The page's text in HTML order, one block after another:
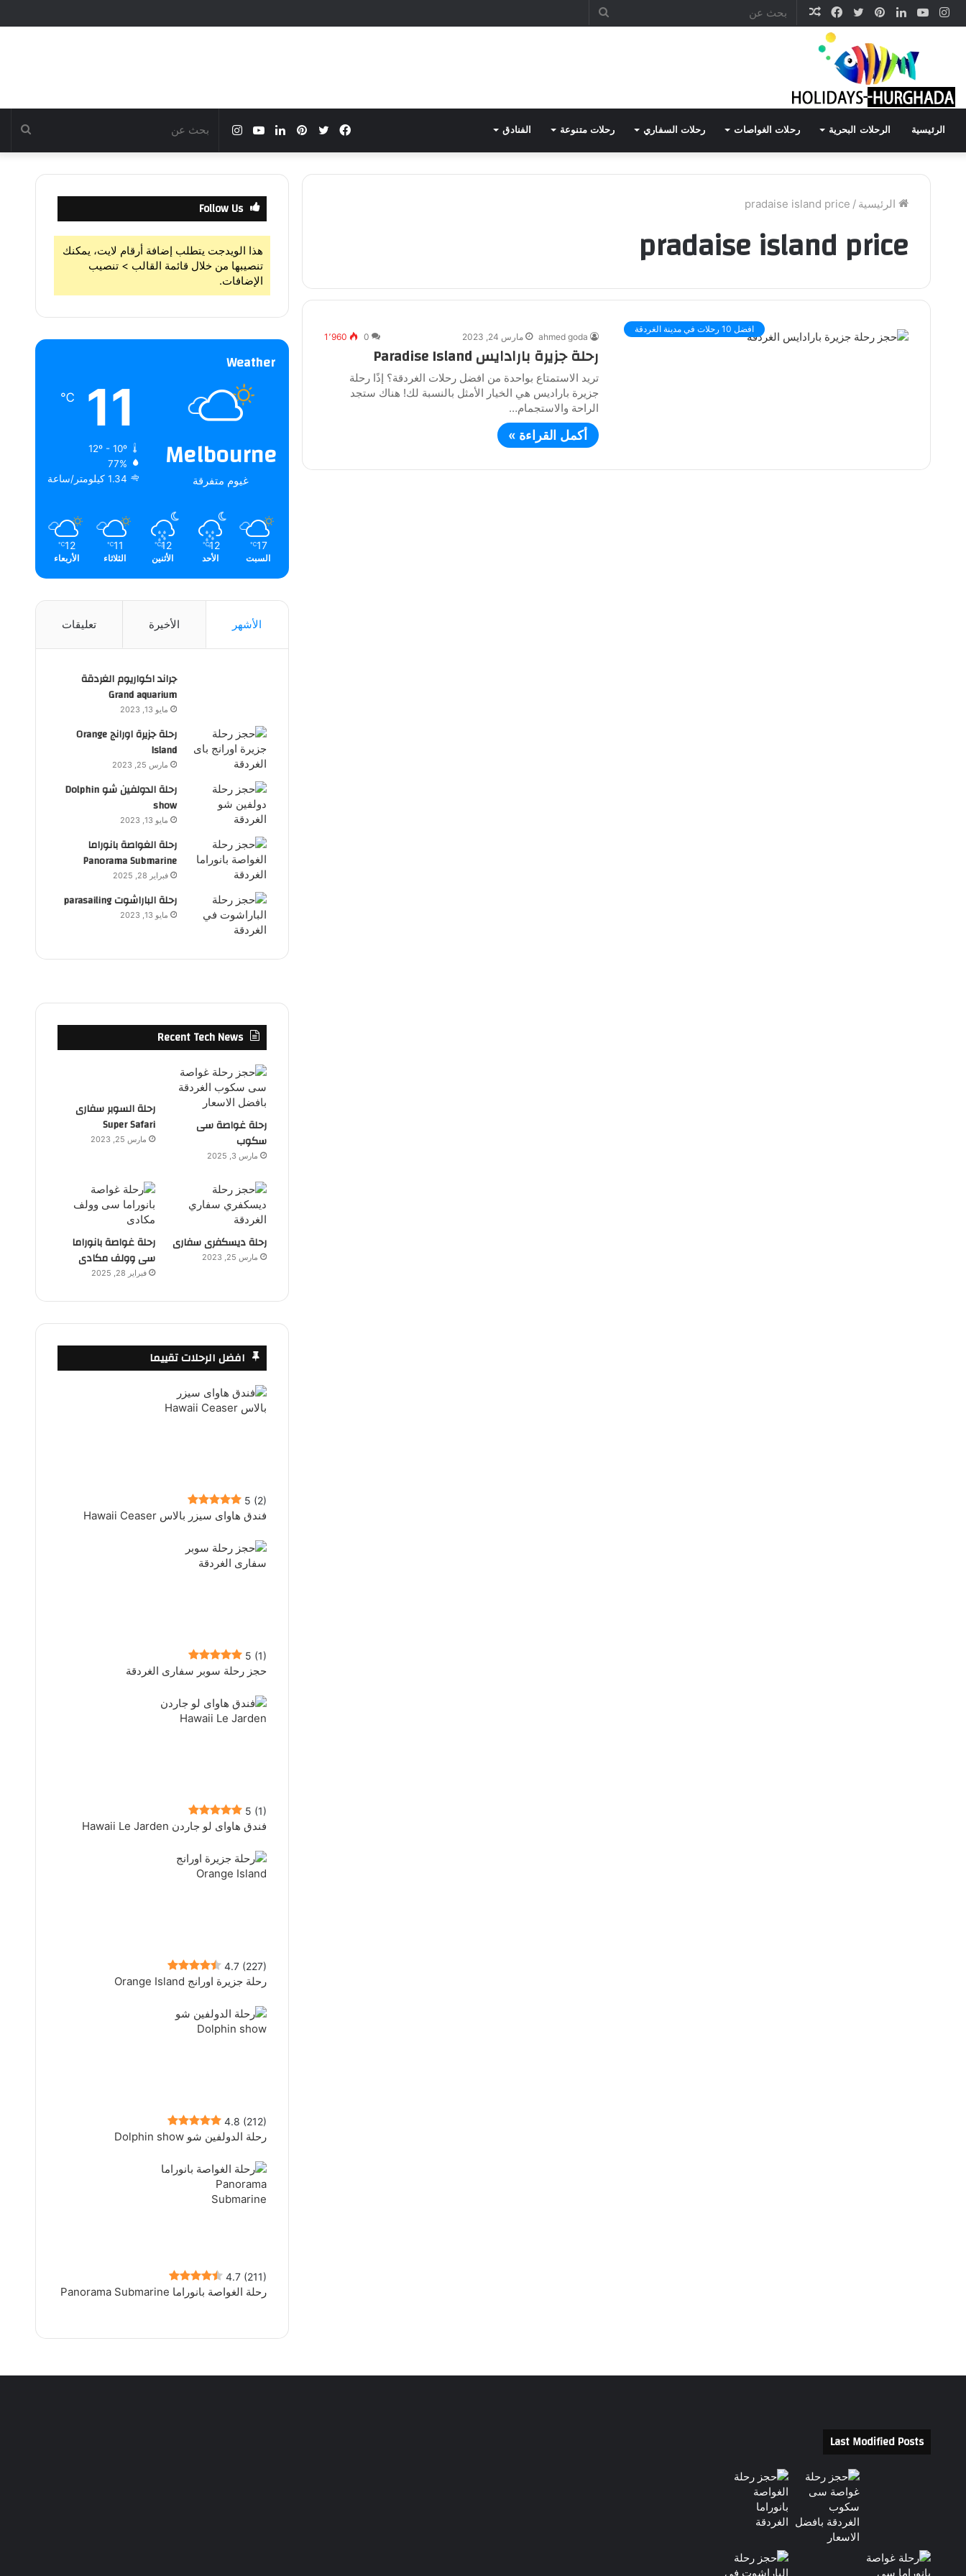
مقالفيسبوك تويتر
بينتيريستلينكدإن يوتيوب
انستقرام
الرئيسية الرحلات البحرية رحلات الغواصات رحلات السفاري رحلات متنوعة الفنادق انستقرام يوتيوبلينكدإنبينتيريست تويتر
فيسبوك
الرئيسية /
pradaise island price
pradaise island price
افضل 10 رحلات في مدينة الغردقة
ahmed goda مارس 24, 2023 0 1٬960
رحلة جزيرة بارادايس Paradise Island
تريد الاستمتاع بواحدة من افضل رحلات الغردقة؟ إذًا رحلة
جزيرة باراديس هي الخيار الأمثل بالنسبة لك! هناك ستجد
الراحة والاستجمام…
أكمل القراءة »
Follow Us
هذا الويدجت يتطلب إضافة أرقام لايت، يمكنك
تنصيبها من خلال قائمة القالب > تنصيب
الإضافات.
Weather
Melbourne
غيوم متفرقة
11
℃
12º - 10º
77%
1.34 كيلومتر/ساعة
17
℃
السبت
12
℃
الأحد
12
℃
الأثنين
11
℃
الثلاثاء
12
℃
الأربعاء
الأشهر الأخيرة تعليقات
جراند اكواريوم الغردقة
Grand aquarium
مايو 13, 2023
رحلة جزيرة اورانج Orange
Island
مارس 25, 2023
رحلة الدولفين شو Dolphin
show
مايو 13, 2023
رحلة الغواصة بانوراما
Panorama Submarine
فبراير 28, 2025
رحلة الباراشوت parasailing
مايو 13, 2023
Recent Tech News
رحلة غواصة سى
سكوب
مارس 3, 2025
رحلة السوبر سفارى
Super Safari
مارس 25, 2023
رحلة ديسكفرى سفارى
مارس 25, 2023
رحلة غواصة بانوراما
سى وولف مكادى
فبراير 28, 2025
افضل الرحلات تقييما
5 (2)
فندق هاواى سيزر بالاس Hawaii Ceaser
5 (1)
حجز رحلة سوبر سفارى الغردقة
5 (1)
فندق هاواى لو جاردن Hawaii Le Jarden
4.7 (227)
رحلة جزيرة اورانج Orange Island
4.8 (212)
رحلة الدولفين شو Dolphin show
4.7 (211)
رحلة الغواصة بانوراما Panorama Submarine
Last Modified Posts